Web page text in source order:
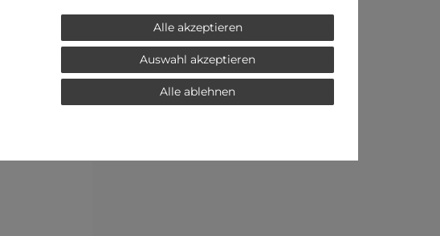
Alle akzeptieren
Auswahl akzeptieren
Alle ablehnen